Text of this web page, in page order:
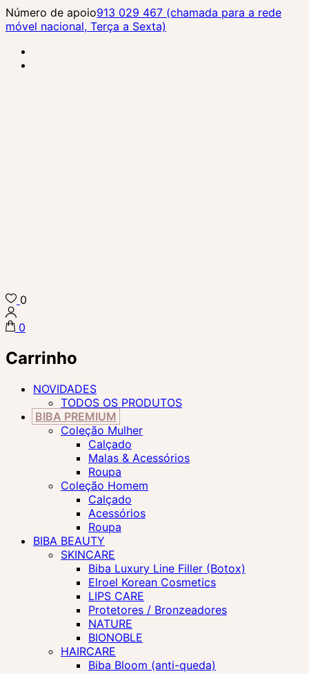
Skip
to
(Press
Enter)
Número de apoio913 029 467 (chamada para a rede
móvel nacional, Terça a Sexta)
Biba Concept Store
0
0
Carrinho
NOVIDADES
TODOS OS PRODUTOS
BIBA PREMIUM
Coleção Mulher
Calçado
Malas & Acessórios
Roupa
Coleção Homem
Calçado
Acessórios
Roupa
BIBA BEAUTY
SKINCARE
Biba Luxury Line Filler (Botox)
Elroel Korean Cosmetics
LIPS CARE
Protetores / Bronzeadores
NATURE
BIONOBLE
HAIRCARE
Biba Bloom (anti-queda)